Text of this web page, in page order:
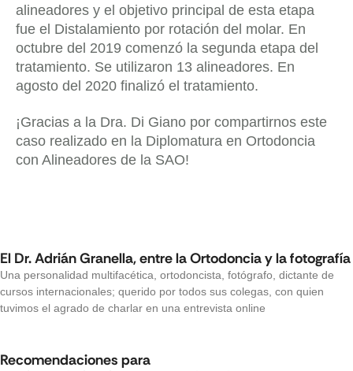
alineadores y el objetivo principal de esta etapa
fue el Distalamiento por rotación del molar. En
octubre del 2019 comenzó la segunda etapa del
tratamiento. Se utilizaron 13 alineadores. En
agosto del 2020 finalizó el tratamiento.
¡Gracias a la Dra. Di Giano por compartirnos este
caso realizado en la Diplomatura en Ortodoncia
con Alineadores de la SAO!
El Dr. Adrián Granella, entre la Ortodoncia y la fotografía
Una personalidad multifacética, ortodoncista, fotógrafo, dictante de
cursos internacionales; querido por todos sus colegas, con quien
tuvimos el agrado de charlar en una entrevista online
Recomendaciones para